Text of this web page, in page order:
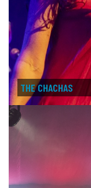
THE CHACHAS